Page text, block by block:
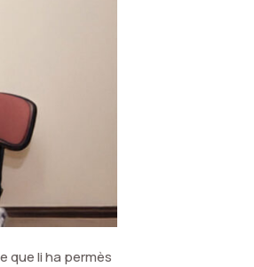
que li ha permès